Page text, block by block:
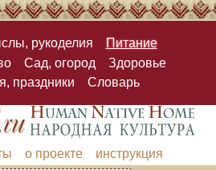
рукоделия
Питание
Сад, огород
Здоровье
праздники
Словарь
о проекте инструкция